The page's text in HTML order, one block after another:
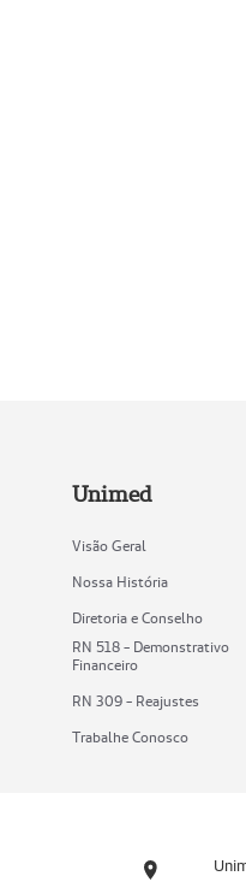
Unimed
Visão Geral
Nossa História
Diretoria e Conselho
RN 518 - Demonstrativo
Financeiro
RN 309 - Reajustes
Trabalhe Conosco